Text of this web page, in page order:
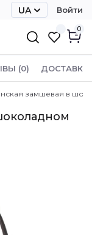
UA Войти
0
(0) ДОСТАВКА
замшевая в